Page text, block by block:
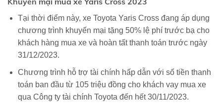
Tại thời điểm này, xe Toyota Yaris Cross đang áp dụng
chương trình khuyến mại tặng 50% lệ phí trước bạ cho
khách hàng mua xe và hoàn tất thanh toán trước ngày
31/12/2023.
Chương trình hỗ trợ tài chính hấp dẫn với số tiền thanh
toán ban đầu từ 105 triệu đồng cho khách vay mua xe
qua Công ty tài chính Toyota đến hết 30/11/2023.